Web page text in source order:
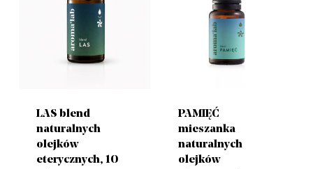
LAS blend
naturalnych
olejków
eterycznych, 10
PAMIĘĆ
mieszanka
naturalnych
olejków